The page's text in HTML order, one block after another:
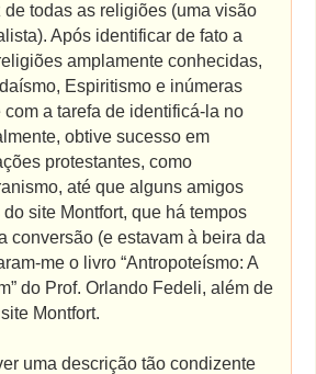
todas as religiões (uma visão
Após identificar de fato a
amplamente conhecidas,
Espiritismo e inúmeras
a tarefa de identificá-la no
obtive sucesso em
protestantes, como
até que alguns amigos
site Montfort, que há tempos
conversão (e estavam à beira da
me o livro “Antropoteísmo: A
do Prof. Orlando Fedeli, além de
Montfort.
uma descrição tão condizente